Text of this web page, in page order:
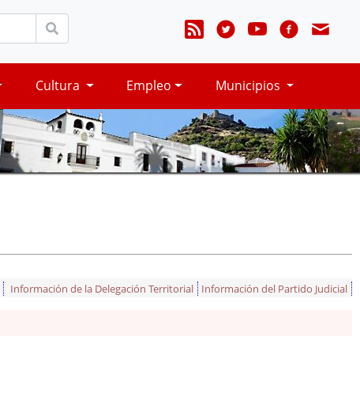
Cultura Empleo Municipios
Información de la Delegación Territorial Información del Partido Judicial